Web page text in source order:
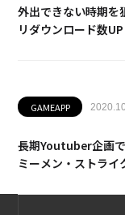
外出できない時期を
リダウンロード数
GAMEAPP
長期Youtuber企画
ミーメン・ストライ